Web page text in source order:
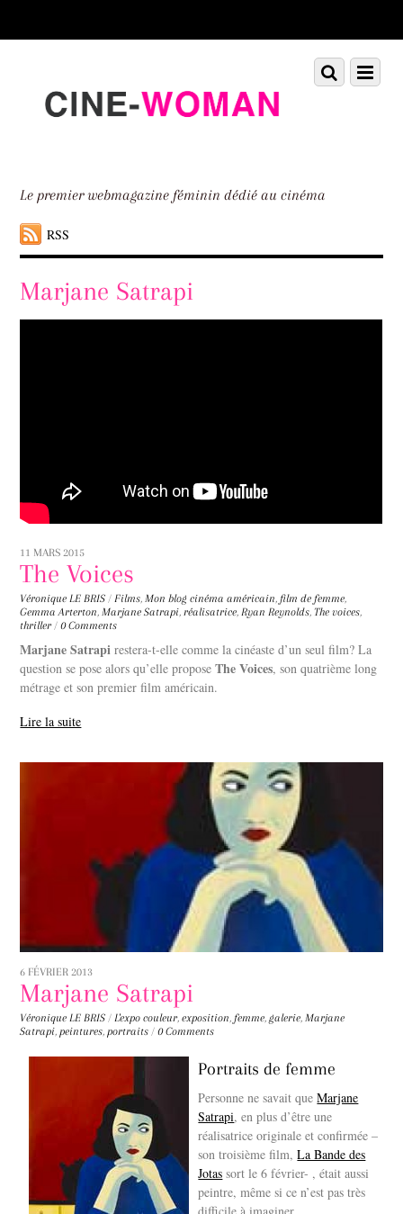
down
Le premier webmagazine féminin dédié au cinéma
RSS
Menu
Scroll
down
Marjane Satrapi
11 MARS 2015
The Voices
Véronique LE BRIS / Films,Mon blog cinéma américain, film de femme,
Gemma Arterton,Marjane Satrapi,réalisatrice,Ryan Reynolds,The voices,
thriller / 0 Comments
Marjane Satrapi restera-t-elle comme la cinéaste d’un seul film? La
question se pose alors qu’elle proposeThe Voices, son quatrième long
métrage et son premier film américain.
Lire la suite
6 FÉVRIER 2013
Marjane Satrapi
Véronique LE BRIS / L'expo couleur,exposition, femme,galerie,Marjane
Satrapi,peintures,portraits / 0 Comments
Portraits de femme
Personne ne savait queMarjane
Satrapi, en plus d’être une
réalisatrice originale et confirmée –
son troisième film,La Bande des
Jotas sort le 6 février- , était aussi
peintre, même si ce n’est pas très